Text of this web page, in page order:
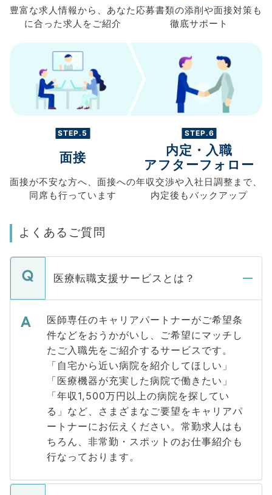
豊富な求人情報から、 あなた
に合った求人を ご紹介
応募書類の添削や面接対策も
徹底サポート
STEP.5
面接
面接が不安な方へ、 面接への
同席も行っています
STEP.6
内定・入職
アフターフォロー
年収交渉や入社日調整まで、
内定後もバックアップ
よくあるご質問
医療転職支援サービスとは？
医師専任のキャリアパートナーがご希望条
件などをおうかがいし、ご希望にマッチし
たご入職先をご紹介するサービスです。
「自宅から近い病院を紹介してほしい」
「医療機器が充実した病院で働きたい」
「年収1,500万円以上の病院を探してい
る」など、さまざまなご要望をキャリアパ
ートナーにお伝えください。常勤求人はも
ちろん、非常勤・スポットのお仕事紹介も
行なっております。